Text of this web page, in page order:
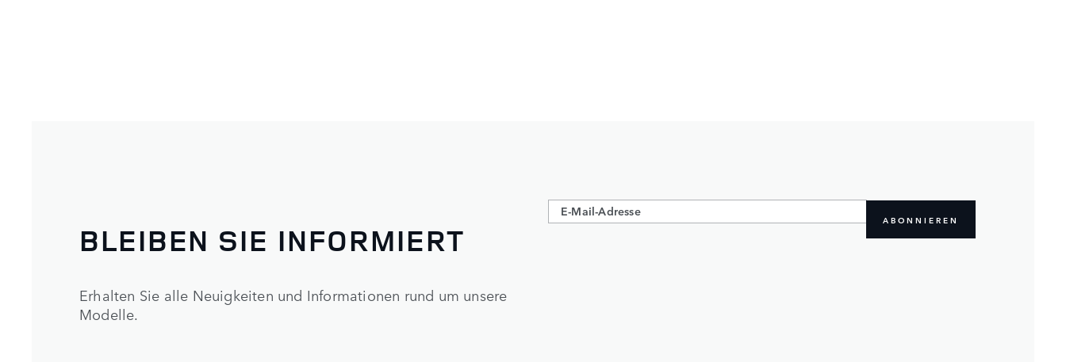
BLEIBEN SIE INFORMIERT
Erhalten Sie alle Neuigkeiten und Informationen rund um unsere
Modelle.
ABONNIEREN